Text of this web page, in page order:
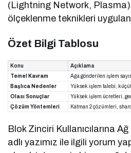
(Lightning Network,
ölçeklenme teknikleri
Özet Bilgi Tablosu
Konu
Açıklama
Temel Kavram
Ağa gönderilen işlem
Başlıca Nedenler
Yüksek işlem talebi,
Olası Sonuçlar
Yüksek işlem ücretleri,
Çözüm Yöntemleri
Katman 2 çözümleri,
Blok Zinciri Kullanıcılarına Ağ
adlı yazımız ile ilgili yorum